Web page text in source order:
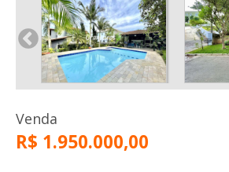
Venda
R$ 1.950.000,00